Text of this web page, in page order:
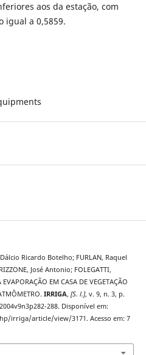
aos da estação, com
igual a 0,5859.
Ricardo Botelho; FURLAN, Raquel
José Antonio; FOLEGATTI,
EM CASA DE VEGETAÇÃO
IRRIGA, [S. l.], v. 9, n. 3, p.
288. Disponível em:
irriga/article/view/3171. Acesso em: 7